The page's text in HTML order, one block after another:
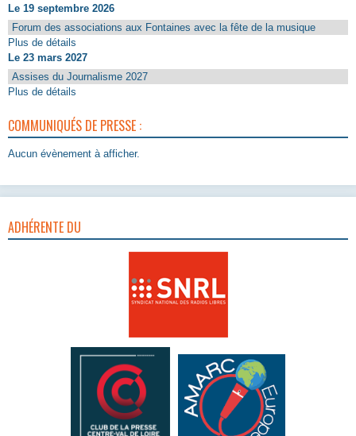
Le 19 septembre 2026
Forum des associations aux Fontaines avec la fête de la musique
Plus de détails
Le 23 mars 2027
Assises du Journalisme 2027
Plus de détails
COMMUNIQUÉS DE PRESSE :
Aucun évènement à afficher.
ADHÉRENTE DU